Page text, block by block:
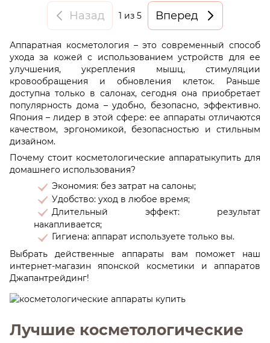
Назад 1 из 5 Вперед
Аппаратная косметология – это современный способ
ухода за кожей с использованием устройств для ее
улучшения, укрепления мышц, стимуляции
кровообращения и обновления клеток. Раньше
доступна только в салонах, сегодня она приобретает
популярность дома – удобно, безопасно, эффективно.
Япония – лидер в этой сфере: ее аппараты отличаются
качеством, эргономикой, безопасностью и стильным
дизайном.
Почему стоит косметологические аппаратыкупить для
домашнего использования?
Экономия: без затрат на салоны;
Удобство: уход в любое время;
Длительный эффект: результат
накапливается;
Гигиена: аппарат используете только вы.
Выбрать действенные аппараты вам поможет наш
интернет-магазин японской косметики и аппаратов
Джапантрейдинг!
Лучшие косметологические